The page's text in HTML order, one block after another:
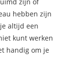
zijn of
hebben zijn
altijd een
kunt werken
handig om je